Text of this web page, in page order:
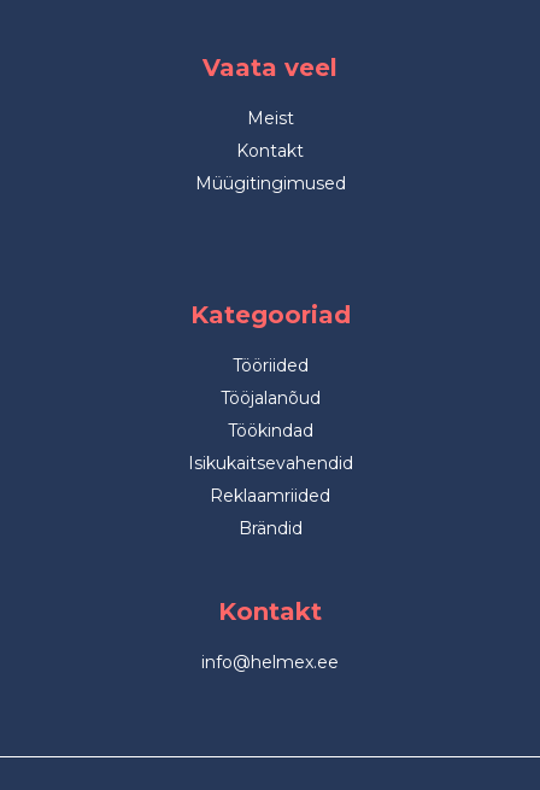
Vaata veel
Meist
Kontakt
Müügitingimused
Kategooriad
Tööriided
Tööjalanõud
Töökindad
Isikukaitsevahendid
Reklaamriided
Brändid
Kontakt
info@helmex.ee